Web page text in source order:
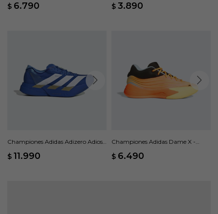
$ 6.790 $ 3.890
Championes Adidas Adizero Adios
$ 11.990
Championes Adidas Dame X -
$ 6.490